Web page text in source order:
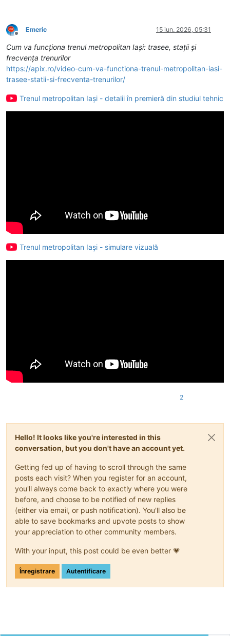
Deconectat
Emeric 15 iun. 2026, 05:31
Cum va funcționa trenul metropolitan Iași: trasee, stații și
frecvența trenurilor
https://apix.ro/video-cum-va-functiona-trenul-metropolitan-iasi-
trasee-statii-si-frecventa-trenurilor/
Trenul metropolitan Iași - detalii în premieră din studiul tehnic
Trenul metropolitan Iași - simulare vizuală
2
Hello! It looks like you're interested in this
conversation, but you don't have an account yet.
Getting fed up of having to scroll through the same
posts each visit? When you register for an account,
you'll always come back to exactly where you were
before, and choose to be notified of new replies
(either via email, or push notification). You'll also be
able to save bookmarks and upvote posts to show
your appreciation to other community members.
With your input, this post could be even better 💗
Înregistrare Autentificare